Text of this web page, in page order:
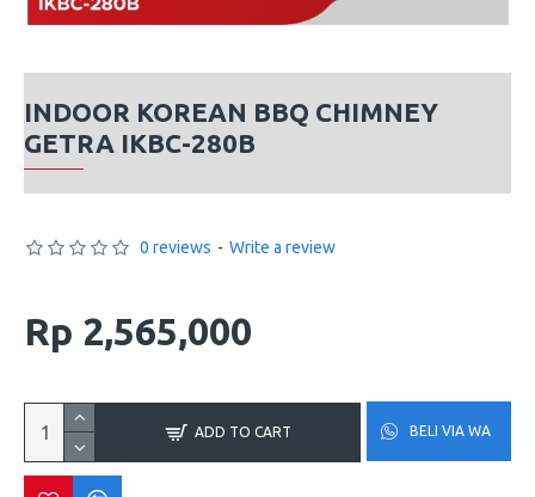
INDOOR KOREAN BBQ CHIMNEY
GETRA IKBC-280B
0 reviews - Write a review
Rp 2,565,000
ADD TO CART BELI VIA WA